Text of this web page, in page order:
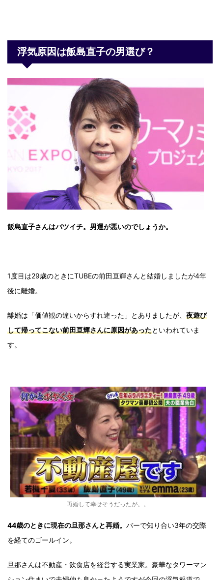
浮気原因は飯島直子の男選び？
飯島直子さんはバツイチ。男運が悪いのでしょうか。
1度目は29歳のときにTUBEの前田亘輝さんと結婚しましたが4年
後に離婚。
離婚は「価値観の違いからすれ違った」とありましたが、 夜遊び
して帰ってこない前田亘輝さんに原因があったといわれていま
す。
再婚して幸せそうだったが。。
44歳のときに現在の旦那さんと再婚。 バーで知り合い3年の交際
を経てのゴールイン。
旦那さんは不動産・飲食店を経営する実業家。豪華なタワーマン